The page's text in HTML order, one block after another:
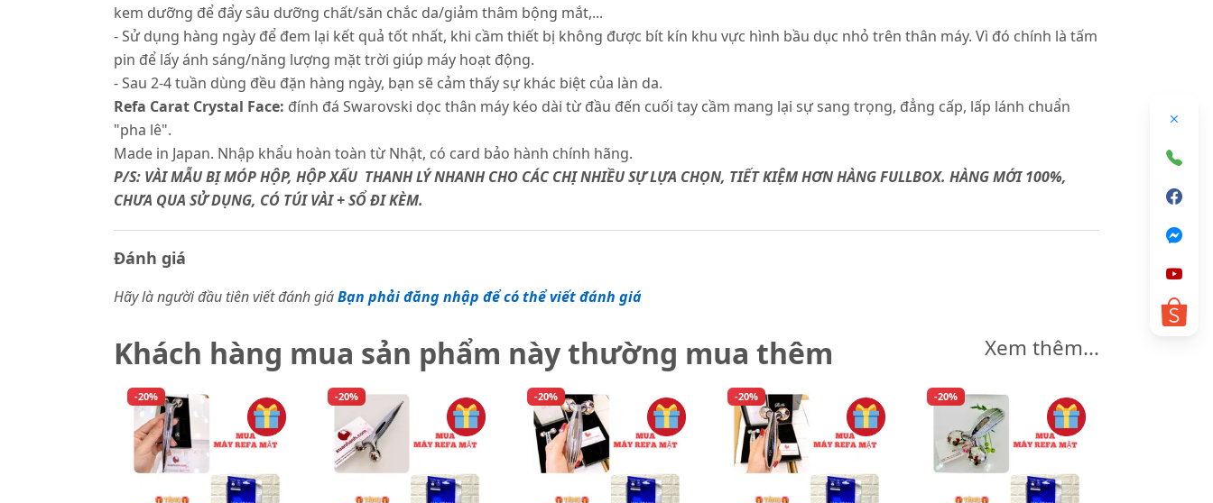
kem dưỡng để đẩy sâu dưỡng chất/săn chắc da/giảm thâm bộng mắt,...
- Sử dụng hàng ngày để đem lại kết quả tốt nhất, khi cầm thiết bị không được bít kín khu vực hình bầu dục nhỏ trên thân máy. Vì đó chính là tấm
pin để lấy ánh sáng/năng lượng mặt trời giúp máy hoạt động.
- Sau 2-4 tuần dùng đều đặn hàng ngày, bạn sẽ cảm thấy sự khác biệt của làn da.
Refa Carat Crystal Face: đính đá Swarovski dọc thân máy kéo dài từ đầu đến cuối tay cầm mang lại sự sang trọng, đẳng cấp, lấp lánh chuẩn
"pha lê".
Made in Japan. Nhập khẩu hoàn toàn từ Nhật, có card bảo hành chính hãng.
P/S: VÀI MẪU BỊ MÓP HỘP, HỘP XẤU THANH LÝ NHANH CHO CÁC CHỊ NHIỀU SỰ LỰA CHỌN, TIẾT KIỆM HƠN HÀNG FULLBOX. HÀNG MỚI 100%,
CHƯA QUA SỬ DỤNG, CÓ TÚI VÀI + SỔ ĐI KÈM.
Đánh giá
Hãy là người đầu tiên viết đánh giáBạn phải đăng nhập để có thể viết đánh giá
Khách hàng mua sản phẩm này thường mua thêm Xem thêm...
-20% -20% -20% -20% -20%